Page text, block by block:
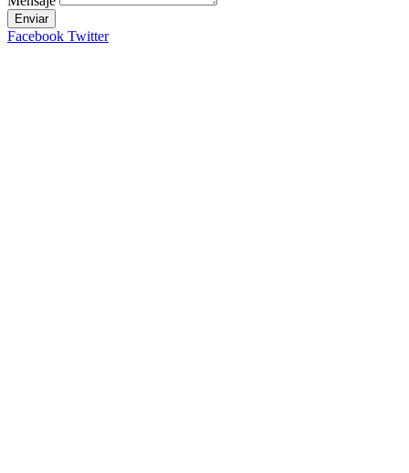
Enviar
Facebook Twitter